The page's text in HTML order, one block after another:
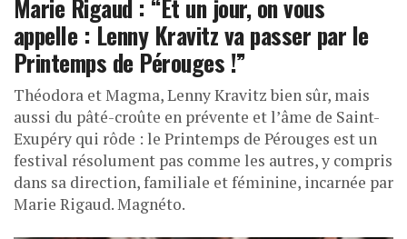
Marie Rigaud : “Et un jour, on vous
appelle : Lenny Kravitz va passer par le
Printemps de Pérouges !”
Théodora et Magma, Lenny Kravitz bien sûr, mais
aussi du pâté-croûte en prévente et l’âme de Saint-
Exupéry qui rôde : le Printemps de Pérouges est un
festival résolument pas comme les autres, y compris
dans sa direction, familiale et féminine, incarnée par
Marie Rigaud. Magnéto.